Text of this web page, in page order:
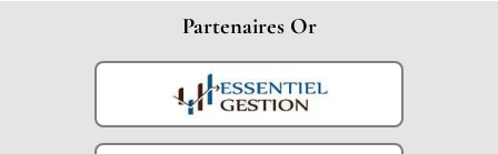
Partenaires Or